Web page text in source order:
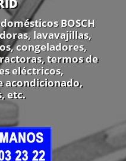
BOSCH
lavavajillas,
congeladores,
termos de
eléctricos,
acondicionado,
etc.